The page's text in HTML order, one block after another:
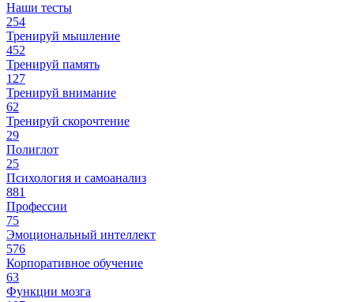
Наши тесты
254
Тренируй мышление
452
Тренируй память
127
Тренируй внимание
62
Тренируй скорочтение
29
Полиглот
25
Психология и самоанализ
881
Профессии
75
Эмоциональный интеллект
576
Корпоративное обучение
63
Функции мозга